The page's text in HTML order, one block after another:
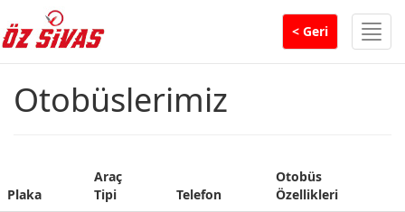
Menü
< Geri
Otobüslerimiz
Plaka
Araç
Tipi
Telefon
Otobüs
Özellikleri